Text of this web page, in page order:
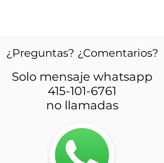
¿Preguntas? ¿Comentarios?
Solo mensaje whatsapp
415-101-6761
no llamadas